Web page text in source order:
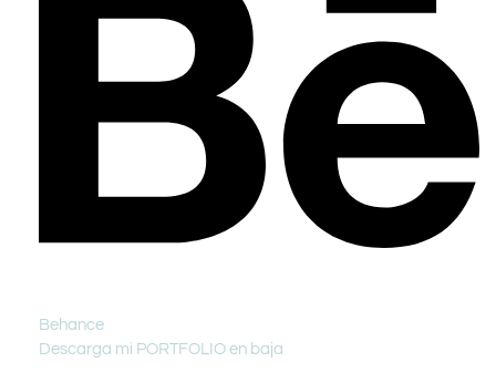
Behance
Descarga mi PORTFOLIO en baja